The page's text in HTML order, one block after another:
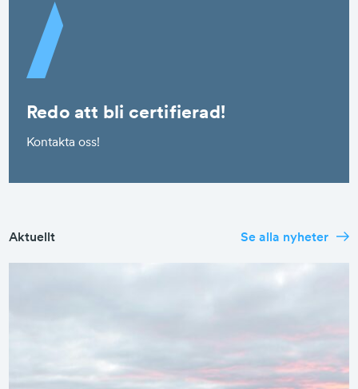
Redo att bli certifierad!
Kontakta oss!
Aktuellt Se alla nyheter